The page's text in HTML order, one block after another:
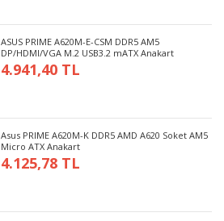
ASUS PRIME A620M-E-CSM DDR5 AM5
DP/HDMI/VGA M.2 USB3.2 mATX Anakart
4.941,40 TL
Asus PRIME A620M-K DDR5 AMD A620 Soket AM5
Micro ATX Anakart
4.125,78 TL